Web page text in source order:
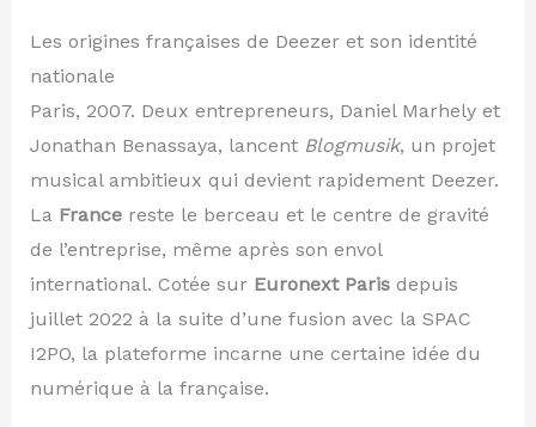
Les origines françaises de Deezer et son identité
nationale
Paris, 2007. Deux entrepreneurs, Daniel Marhely et
Jonathan Benassaya, lancent Blogmusik, un projet
musical ambitieux qui devient rapidement Deezer.
La Francereste le berceau et le centre de gravité
de l’entreprise, même après son envol
international. Cotée sur Euronext Parisdepuis
juillet 2022 à la suite d’une fusion avec la SPAC
I2PO, la plateforme incarne une certaine idée du
numérique à la française.